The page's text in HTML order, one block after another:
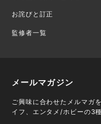
お詫びと訂正
監修者一覧
メールマガジン
ご興味に合わせたメルマガ
イフ、エンタメ/ホビーの3